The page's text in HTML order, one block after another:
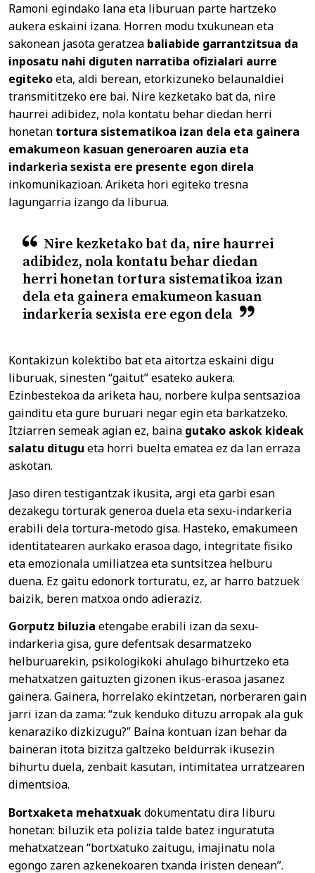
Ramoni egindako lana eta liburuan parte hartzeko
aukera eskaini izana. Horren modu txukunean eta
sakonean jasota geratzea baliabide garrantzitsua da
inposatu nahi diguten narratiba ofizialari aurre
egitekoeta, aldi berean, etorkizuneko belaunaldiei
transmititzeko ere bai. Nire kezketako bat da, nire
haurrei adibidez, nola kontatu behar diedan herri
honetan tortura sistematikoa izan dela eta gainera
emakumeon kasuan generoaren auzia eta
indarkeria sexista ere presente egon direla
inkomunikazioan. Ariketa hori egiteko tresna
lagungarria izango da liburua.
Nire kezketako bat da, nire haurrei
adibidez, nola kontatu behar diedan
herri honetan tortura sistematikoa izan
dela eta gainera emakumeon kasuan
indarkeria sexista ere egon dela
Kontakizun kolektibo bat eta aitortza eskaini digu
liburuak, sinesten “gaitut” esateko aukera.
Ezinbestekoa da ariketa hau, norbere kulpa sentsazioa
gainditu eta gure buruari negar egin eta barkatzeko.
Itziarren semeak agian ez, baina gutako askok kideak
salatu ditugu eta horri buelta ematea ez da lan erraza
askotan.
Jaso diren testigantzak ikusita, argi eta garbi esan
dezakegu torturak generoa duela eta sexu-indarkeria
erabili dela tortura-metodo gisa. Hasteko, emakumeen
identitatearen aurkako erasoa dago, integritate fisiko
eta emozionala umiliatzea eta suntsitzea helburu
duena. Ez gaitu edonork torturatu, ez, ar harro batzuek
baizik, beren matxoa ondo adieraziz.
Gorputz biluzia etengabe erabili izan da sexu-
indarkeria gisa, gure defentsak desarmatzeko
helburuarekin, psikologikoki ahulago bihurtzeko eta
mehatxatzen gaituzten gizonen ikus-erasoa jasanez
gainera. Gainera, horrelako ekintzetan, norberaren gain
jarri izan da zama: “zuk kenduko dituzu arropak ala guk
kenaraziko dizkizugu?” Baina kontuan izan behar da
baineran itota bizitza galtzeko beldurrak ikusezin
bihurtu duela, zenbait kasutan, intimitatea urratzearen
dimentsioa.
Bortxaketa mehatxuakdokumentatu dira liburu
honetan: biluzik eta polizia talde batez inguratuta
mehatxatzean “bortxatuko zaitugu, imajinatu nola
egongo zaren azkenekoaren txanda iristen denean”.